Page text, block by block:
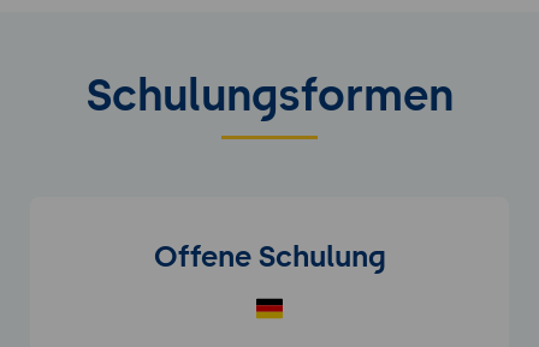
Schulungsformen
Offene Schulung